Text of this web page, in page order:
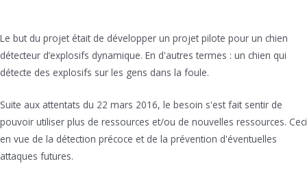
Le but du projet était de développer un projet pilote pour un chien
détecteur d’explosifs dynamique. En d'autres termes : un chien qui
détecte des explosifs sur les gens dans la foule.
Suite aux attentats du 22 mars 2016, le besoin s'est fait sentir de
pouvoir utiliser plus de ressources et/ou de nouvelles ressources. Ceci
en vue de la détection précoce et de la prévention d'éventuelles
attaques futures.